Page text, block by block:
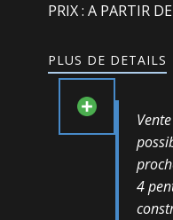
PRIX : A PARTIR
PLUS DE DETAILS
4